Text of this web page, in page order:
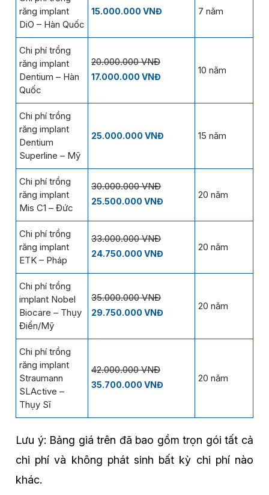
răng implant
DiO – Hàn Quốc
15.000.000 VNĐ 7 năm
Chi phí trồng
răng implant
Dentium – Hàn
Quốc
20.000.000 VNĐ
17.000.000 VNĐ
10 năm
Chi phí trồng
răng implant
Dentium
Superline – Mỹ
25.000.000 VNĐ 15 năm
Chi phí trồng
răng implant
Mis C1 – Đức
30.000.000 VNĐ
25.500.000 VNĐ
20 năm
Chi phí trồng
răng implant
ETK – Pháp
33.000.000 VNĐ
24.750.000 VNĐ
20 năm
Chi phí trồng
implant Nobel
Biocare – Thụy
Điển/Mỹ
35.000.000 VNĐ
29.750.000 VNĐ
20 năm
Chi phí trồng
răng implant
Straumann
SLActive –
Thụy Sĩ
42.000.000 VNĐ
35.700.000 VNĐ
20 năm
Lưu ý: Bảng giá trên đã bao gồm trọn gói tất cả
chi phí và không phát sinh bất kỳ chi phí nào
khác.